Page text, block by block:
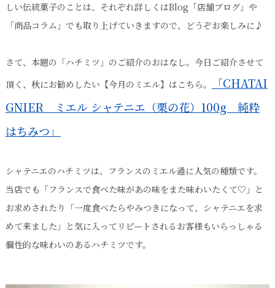
しい伝統菓子のことは、それぞれ詳しくはBlog「店舗ブログ」や
「商品コラム」でも取り上げていきますので、どうぞお楽しみに♪
さて、本題の「ハチミツ」のご紹介のおはなし。今日ご紹介させて
頂く、秋にお勧めしたい【今月のミエル】はこちら。
「CHATAI
GNIER ミエル シャテニエ（栗の花）100g 純粋
はちみつ」
シャテニエのハチミツは、フランスのミエル通に人気の種類です。
当店でも「フランスで食べた味があの味をまた味わいたくて♡」と
お求めされたり「一度食べたらやみつきになって、シャテニエを求
めて来ました」と気に入ってリピートされるお客様もいらっしゃる
個性的な味わいのあるハチミツです。